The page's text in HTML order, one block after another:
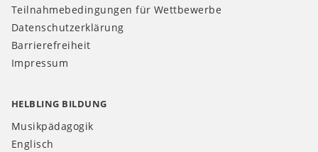
Teilnahmebedingungen für Wettbewerbe
Datenschutzerklärung
Barrierefreiheit
Impressum
HELBLING BILDUNG
Musikpädagogik
Englisch